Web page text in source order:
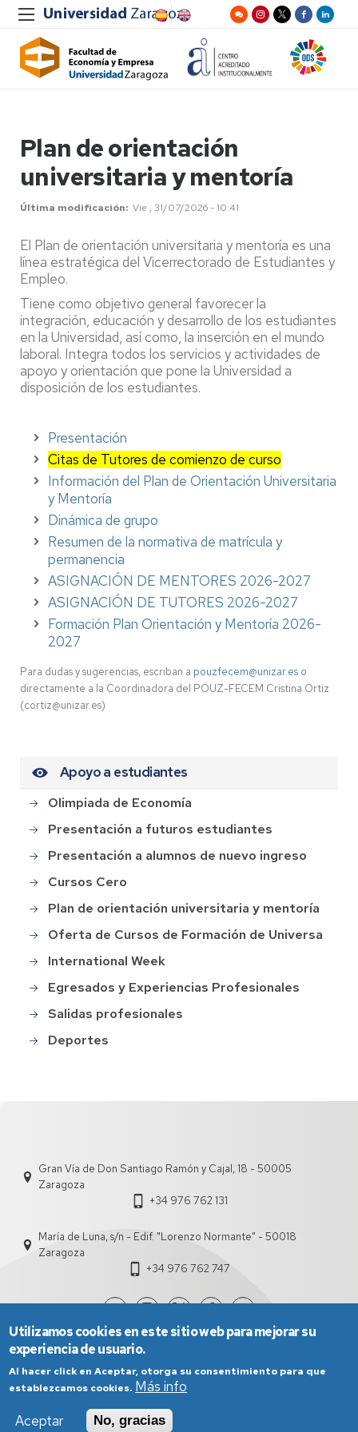
Plan de orientación
universitaria y mentoría
Última modificación Vie , 31/07/2026 - 10:41
El Plan de orientación universitaria y mentoría es una
línea estratégica del Vicerrectorado de Estudiantes y
Empleo.
Tiene como objetivo general favorecer la
integración, educación y desarrollo de los estudiantes
en la Universidad, así como, la inserción en el mundo
laboral. Integra todos los servicios y actividades de
apoyo y orientación que pone la Universidad a
disposición de los estudiantes.
Presentación
Citas de Tutores de comienzo de curso
Información del Plan de Orientación Universitaria
y Mentoría
Dinámica de grupo
Resumen de la normativa de matrícula y
permanencia
ASIGNACIÓN DE MENTORES 2026-2027
ASIGNACIÓN DE TUTORES 2026-2027
Formación Plan Orientación y Mentoría 2026-
2027
Para dudas y sugerencias, escriban a pouzfecem@unizar.es o
directamente a la Coordinadora del POUZ-FECEM Cristina Ortiz
(cortiz@unizar.es)
Apoyo a estudiantes
Olimpiada de Economía
Presentación a futuros estudiantes
Presentación a alumnos de nuevo ingreso
Cursos Cero
Plan de orientación universitaria y mentoría
Oferta de Cursos de Formación de Universa
International Week
Egresados y Experiencias Profesionales
Salidas profesionales
Deportes
Gran Vía de Don Santiago Ramón y Cajal, 18 - 50005
Zaragoza
+34 976 762 131
María de Luna, s/n - Edif. "Lorenzo Normante" - 50018
Zaragoza
+34 976 762 747
Aviso Legal
Condiciones generales de uso
Utilizamos cookies en este sitio web para mejorar su
experiencia de usuario.
Al hacer click en Aceptar, otorga su consentimiento para que
establezcamos cookies. Más info
Aceptar
No, gracias